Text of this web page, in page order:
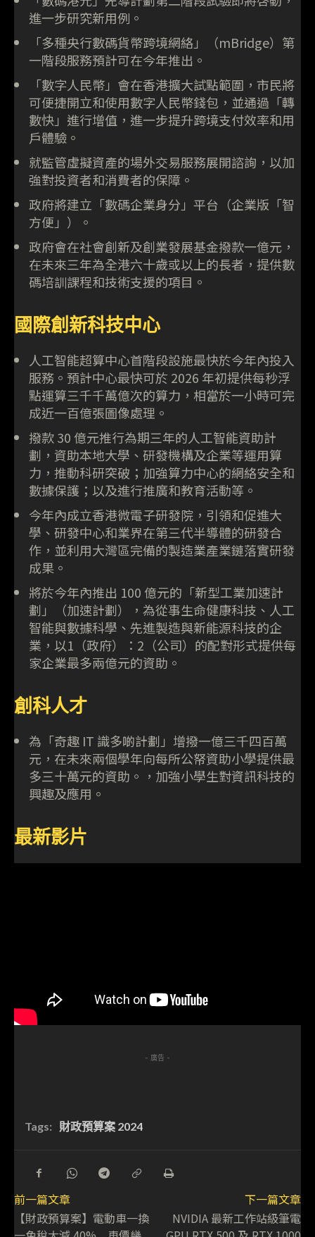
進一步研究新用例。
「多種央行數碼貨幣跨境網絡」（mBridge）第
一階段服務預計可在今年推出。
「數字人民幣」會在香港擴大試點範圍，市民將
可便捷開立和使用數字人民幣錢包，並通過「轉
數快」進行增值，進一步提升跨境支付效率和用
戶體驗。
就監管虛擬資產的場外交易服務展開諮詢，以加
強對投資者和消費者的保障。
政府將建立「數碼企業身分」平台（企業版「智
方便」）。
政府會在社會創新及創業發展基金撥款一億元，
在未來三年為全港六十歲或以上的長者，提供數
碼培訓課程和技術支援的項目。
國際創新科技中心
人工智能超算中心首階段設施最快於今年內投入
服務。預計中心最快可於 2026 年初提供每秒浮
點運算三千千萬億次的算力，相當於一小時可完
成近一百億張圖像處理。
撥款 30 億元推行為期三年的人工智能資助計
劃，資助本地大學、研發機構及企業等運用算
力，推動科研突破；加強算力中心的網絡安全和
數據保護；以及進行推廣和教育活動等。
今年內成立香港微電子研發院，引領和促進大
學、研發中心和業界在第三代半導體的研發合
作，並利用大灣區完備的製造業產業鏈落實研發
成果。
將於今年內推出 100 億元的「新型工業加速計
劃」（加速計劃），為從事生命健康科技、人工
智能與數據科學、先進製造與新能源科技的企
業，以1（政府）：2（公司）的配對形式提供每
家企業最多兩億元的資助。
創科人才
為「奇趣 IT 識多啲計劃」增撥一億三千四百萬
元，在未來兩個學年向每所公帑資助小學提供最
多三十萬元的資助。，加強小學生對資訊科技的
興趣及應用。
最新影片
- 廣告 -
Tags: 財政預算案 2024
前一篇文章
【財政預算案】電動車一換
下一篇文章
NVIDIA 最新工作站級筆電